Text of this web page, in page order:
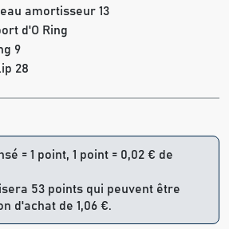
amortisseur 13
d'O Ring
9
28
= 1 point, 1 point = 0,02 € de
53 points qui peuvent être
d'achat de 1,06 €.